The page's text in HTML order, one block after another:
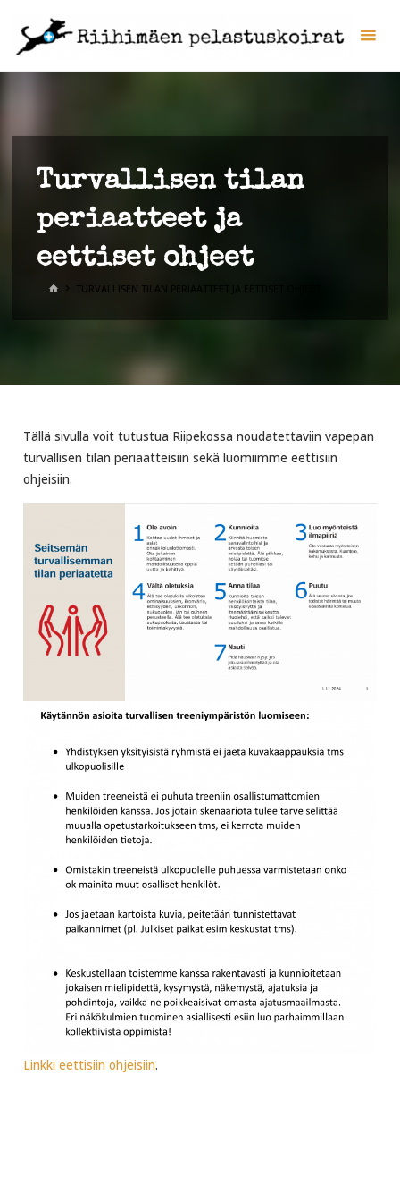
content
Turvallisen tilan
periaatteet ja
eettiset ohjeet
HOMETURVALLISEN TILAN PERIAATTEET JA EETTISET OHJEET
Tällä sivulla voit tutustua Riipekossa noudatettaviin vapepan
turvallisen tilan periaatteisiin sekä luomiimme eettisiin
ohjeisiin.
Linkki eettisiin ohjeisiin.